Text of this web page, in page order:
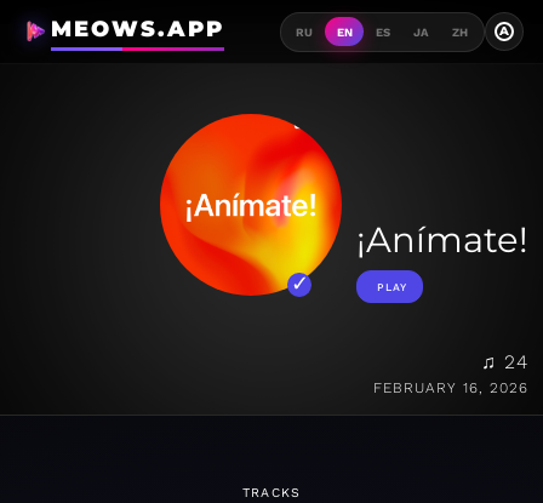
MEOWS.APP RU EN ES JA ZH A
¡Anímate!
PLAY
♫ 24
FEBRUARY 16, 2026
TRACKS